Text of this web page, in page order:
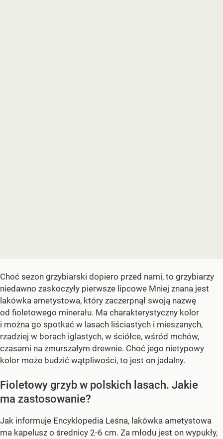
Choć sezon grzybiarski dopiero przed nami, to grzybiarzy
niedawno zaskoczyły pierwsze lipcowe Mniej znana jest
lakówka ametystowa, który zaczerpnął swoją nazwę
od fioletowego minerału. Ma charakterystyczny kolor
i można go spotkać w lasach liściastych i mieszanych,
rzadziej w borach iglastych, w ściółce, wśród mchów,
czasami na zmurszałym drewnie. Choć jego nietypowy
kolor może budzić wątpliwości, to jest on jadalny.
Fioletowy grzyb w polskich lasach. Jakie
ma zastosowanie?
Jak informuje Encyklopedia Leśna, lakówka ametystowa
ma kapelusz o średnicy 2-6 cm. Za młodu jest on wypukły,